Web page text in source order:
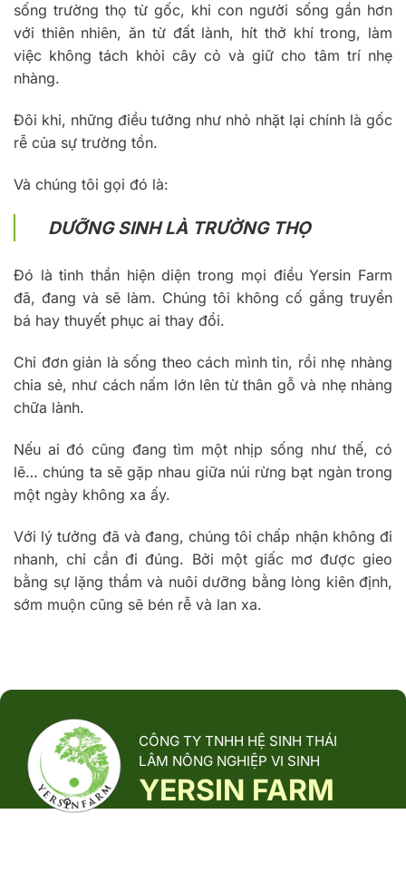
sống trường thọ từ gốc, khi con người sống gần hơn
với thiên nhiên, ăn từ đất lành, hít thở khí trong, làm
việc không tách khỏi cây cỏ và giữ cho tâm trí nhẹ
nhàng.
Đôi khi, những điều tưởng như nhỏ nhặt lại chính là gốc
rễ của sự trường tồn.
Và chúng tôi gọi đó là:
DƯỠNG SINH LÀ TRƯỜNG THỌ
Đó là tinh thần hiện diện trong mọi điều Yersin Farm
đã, đang và sẽ làm. Chúng tôi không cố gắng truyền
bá hay thuyết phục ai thay đổi.
Chỉ đơn giản là sống theo cách mình tin, rồi nhẹ nhàng
chia sẻ, như cách nấm lớn lên từ thân gỗ và nhẹ nhàng
chữa lành.
Nếu ai đó cũng đang tìm một nhịp sống như thế, có
lẽ… chúng ta sẽ gặp nhau giữa núi rừng bạt ngàn trong
một ngày không xa ấy.
Với lý tưởng đã và đang, chúng tôi chấp nhận không đi
nhanh, chỉ cần đi đúng. Bởi một giấc mơ được gieo
bằng sự lặng thầm và nuôi dưỡng bằng lòng kiên định,
sớm muộn cũng sẽ bén rễ và lan xa.
CÔNG TY TNHH HỆ SINH THÁI
LÂM NÔNG NGHIỆP VI SINH
YERSIN FARM